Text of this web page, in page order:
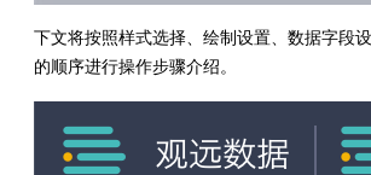
下文将按照样式选择、绘制设置、数据字段
的顺序进行操作步骤介绍。